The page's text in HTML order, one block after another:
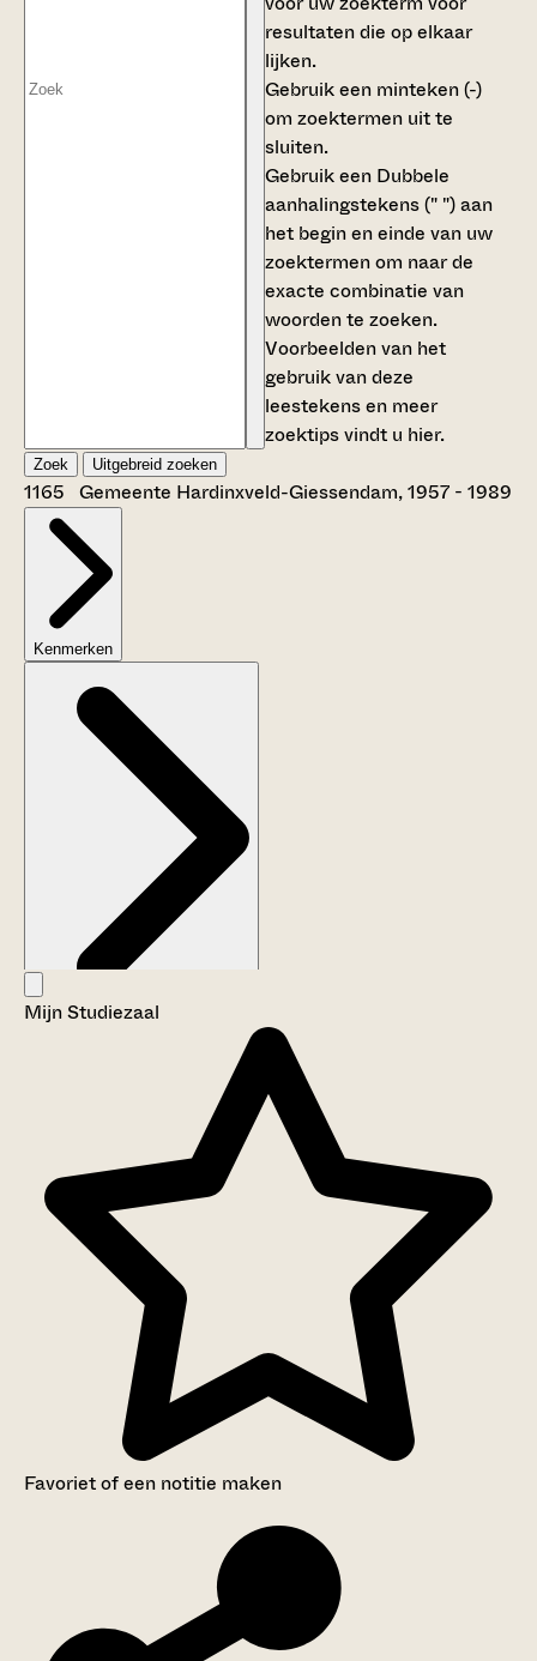
resultaten die op elkaar
lijken.
Gebruik een minteken (-)
om zoektermen uit te
sluiten.
Gebruik een Dubbele
aanhalingstekens (" ")aan
het begin en einde van uw
zoektermen om naar de
exacte combinatie van
woorden te zoeken.
Voorbeelden van het
gebruik van deze
leestekens en meer
zoektips vindt u hier.
Zoek Uitgebreid zoeken
1165 Gemeente Hardinxveld-Giessendam, 1957 - 1989
Kenmerken
Aanwijzingen voor de gebruiker
Mijn Studiezaal
Favoriet of een notitie maken